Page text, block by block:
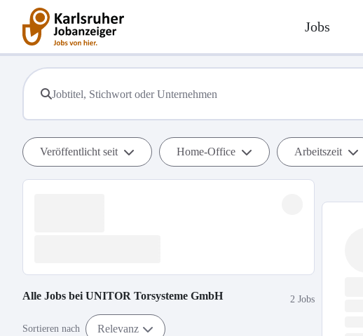
Jobs
Veröffentlicht seit Home-Office Arbeitszeit
Alle Jobs bei UNITOR Torsysteme GmbH 2 Jobs
Sortieren nach Relevanz